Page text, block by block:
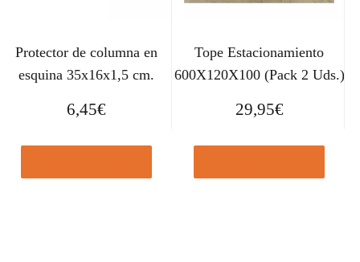
Protector de columna en
esquina 35x16x1,5 cm.
6,45€
Tope Estacionamiento
600X120X100 (Pack 2 Uds.)
29,95€